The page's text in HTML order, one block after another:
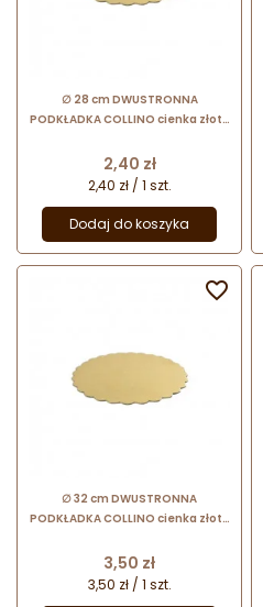
∅ 28 cm DWUSTRONNA
PODKŁADKA COLLINO cienka złoto
Cena
2,40 zł
2,40 zł / 1 szt.
Dodaj do koszyka
∅ 32 cm DWUSTRONNA
PODKŁADKA COLLINO cienka złoto
Cena
3,50 zł
3,50 zł / 1 szt.
